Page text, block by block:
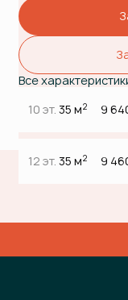
Все
10 эт. 35 м2 9
12 эт. 35 м2 9